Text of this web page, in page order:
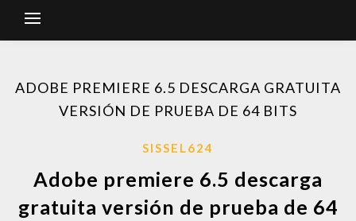
ADOBE PREMIERE 6.5 DESCARGA GRATUITA
VERSIÓN DE PRUEBA DE 64 BITS
SISSEL624
Adobe premiere 6.5 descarga
gratuita versión de prueba de 64